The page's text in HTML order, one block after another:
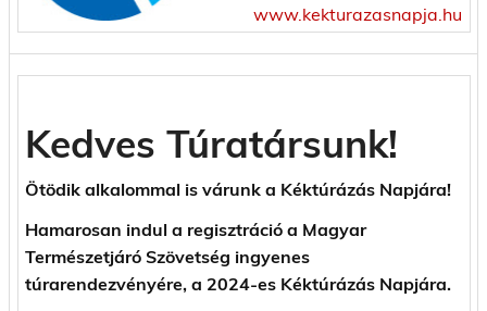
www.kekturazasnapja.hu
Kedves Túratársunk!
Ötödik alkalommal is várunk a Kéktúrázás Napjára!
Hamarosan indul a regisztráció a Magyar
Természetjáró Szövetség ingyenes
túrarendezvényére, a 2024-es Kéktúrázás Napjára.